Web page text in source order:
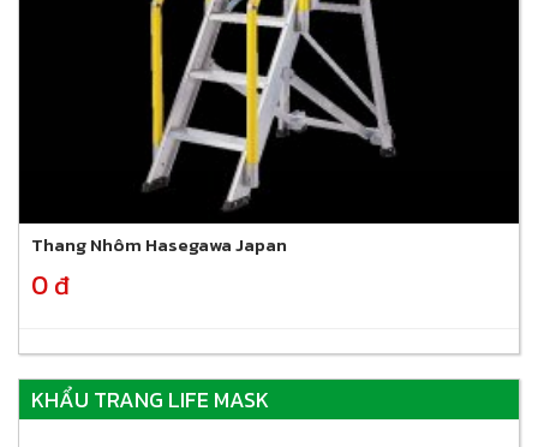
Thang Nhôm Hasegawa Japan
0 đ
KHẨU TRANG LIFE MASK